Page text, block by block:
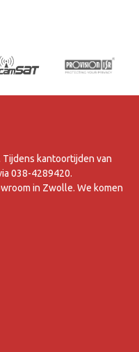
kantoortijden van
038-4289420.
in Zwolle. We komen